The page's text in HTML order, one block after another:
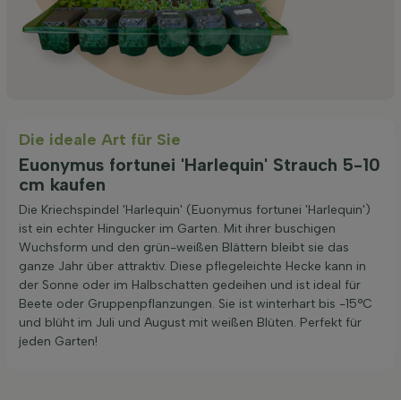
Die ideale Art für Sie
Euonymus fortunei 'Harlequin' Strauch 5-10
cm kaufen
Die Kriechspindel 'Harlequin' (Euonymus fortunei 'Harlequin')
ist ein echter Hingucker im Garten. Mit ihrer buschigen
Wuchsform und den grün-weißen Blättern bleibt sie das
ganze Jahr über attraktiv. Diese pflegeleichte Hecke kann in
der Sonne oder im Halbschatten gedeihen und ist ideal für
Beete oder Gruppenpflanzungen. Sie ist winterhart bis -15°C
und blüht im Juli und August mit weißen Blüten. Perfekt für
jeden Garten!